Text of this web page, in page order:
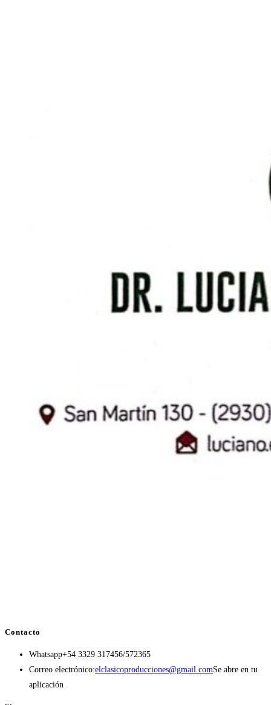
Contacto
Whatsapp+54 3329 317456/572365
Correo electrónico:elclasicoproducciones@gmail.comSe abre en tu
aplicación